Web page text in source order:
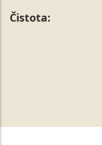
Čistota: